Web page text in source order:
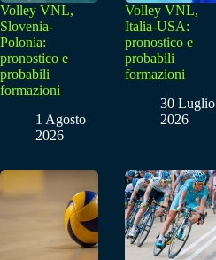
Volley VNL,
Slovenia-
Polonia:
pronostico e
probabili
formazioni
1 Agosto
2026
Volley VNL,
Italia-USA:
pronostico e
probabili
formazioni
30 Luglio
2026